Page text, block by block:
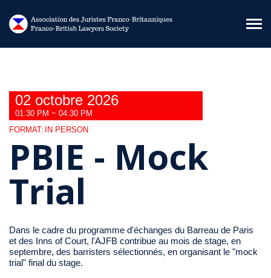
02 octobre 2026
01:30 PM ~ 04:30 PM
FORMAT: IN PERSON
PBIE - Mock
Trial
Dans le cadre du programme d'échanges du Barreau de Paris
et des Inns of Court, l'AJFB contribue au mois de stage, en
septembre, des barristers sélectionnés, en organisant le "mock
trial" final du stage.